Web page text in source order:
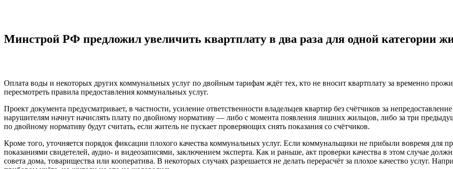
Минстрой РФ предложил увеличить квартплату в два раза для одной категории
Оплата воды и некоторых других коммунальных услуг по двойным тарифам ждёт тех, кто не вносит квартплату за временно
пересмотреть правила предоставления коммунальных услуг.
Проект документа предусматривает, в частности, усиление ответственности владельцев квартир без счётчиков за
нарушителям начнут начислять плату по двойному нормативу — либо с момента появления лишних жильцов, либо за три
по двойному нормативу будут считать, если житель не пускает проверяющих снять показания со счётчиков.
Кроме того, уточняется порядок фиксации плохого качества коммунальных услуг. Если коммунальщики не прибыли вовремя для
показаниями свидетелей, аудио- и видеозаписями, заключением эксперта. Как и раньше, акт проверки качества в этом случае
совета дома, товарищества или кооператива. В некоторых случаях разрешается не делать перерасчёт за плохое качество услуг.